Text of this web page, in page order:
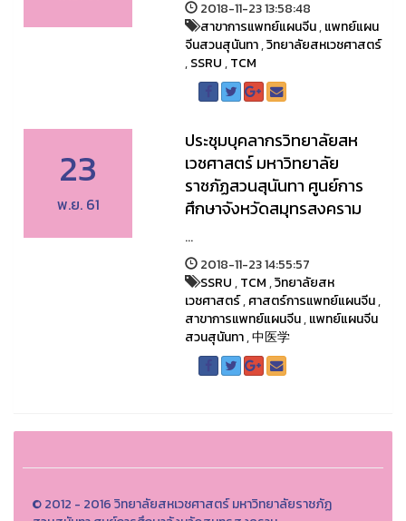
2018-11-23 13:58:48
สาขาการแพทย์แผนจีน,แพทย์แผน
จีนสวนสุนันทา,วิทยาลัยสหเวชศาสตร์
,SSRU,TCM
23
พ.ย. 61
ประชุมบุคลากรวิทยาลัยสห
เวชศาสตร์ มหาวิทยาลัย
ราชภัฏสวนสุนันทา ศูนย์การ
ศึกษาจังหวัดสมุทรสงคราม
...
2018-11-23 14:55:57
SSRU,TCM,วิทยาลัยสห
เวชศาสตร์,ศาสตร์การแพทย์แผนจีน,
สาขาการแพทย์แผนจีน,แพทย์แผนจีน
สวนสุนันทา,中医学
© 2012 - 2016 วิทยาลัยสหเวชศาสตร์ มหาวิทยาลัยราชภัฏ